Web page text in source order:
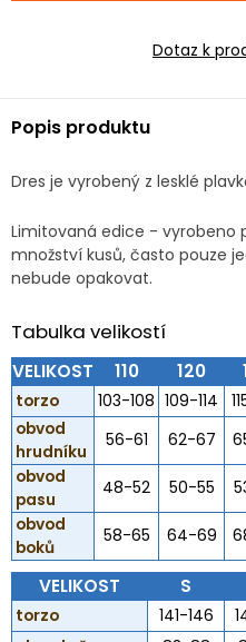
Dotaz k
Popis produktu
Dres je vyrobený z lesklé
Limitovaná edice - vyrobeno
množství kusů, často pouze
nebude opakovat.
Tabulka velikostí
VELIKOST 110 120
torzo 103-108 109-114
obvod
hrudníku
56-61 62-67
obvod
pasu
48-52 50-55
obvod
boků
58-65 64-69
VELIKOST S
torzo 141-146